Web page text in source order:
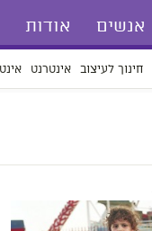
אנשים אודות
חינוך לעיצוב אינטרנט